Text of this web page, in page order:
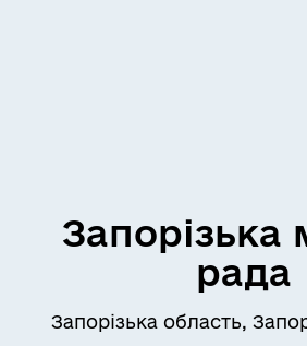
Запорізька
рада
Запорізька область,